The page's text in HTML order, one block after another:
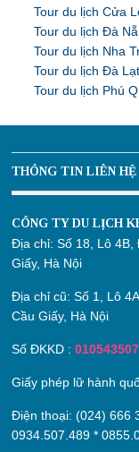
Tour du lịch Cửa
Tour du lịch Đà
Tour du lịch Nha
Tour du lịch Đà
Tour du lịch Phú
THÔNG TIN LIÊN HỆ
CÔNG TY DU LỊCH
Địa chỉ:Số 18, Lô 4B,
Giấy, Hà Nội
Địa chỉ cũ:Số 1, Lô
Cầu Giấy, Hà Nội
Số ĐKKD :
Giấy phép lữ hành
Điện thoại: (024) 666
0934.507.489 *